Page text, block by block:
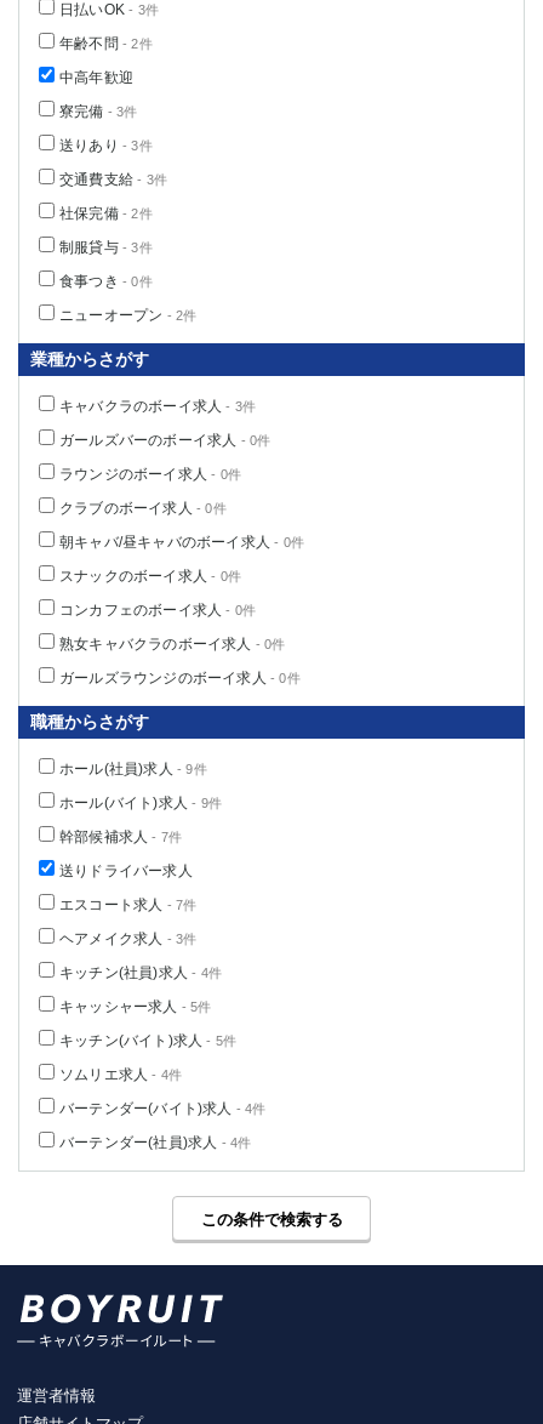
日払いOK - 3件
年齢不問 - 2件
中高年歓迎
寮完備 - 3件
送りあり - 3件
交通費支給 - 3件
社保完備- 2件
制服貸与- 3件
食事つき - 0件
ニューオープン - 2件
業種からさがす
キャバクラのボーイ求人 - 3件
ガールズバーのボーイ求人 - 0件
ラウンジのボーイ求人 - 0件
クラブのボーイ求人 - 0件
朝キャバ/昼キャバのボーイ求人 - 0件
スナックのボーイ求人 - 0件
コンカフェのボーイ求人 - 0件
熟女キャバクラのボーイ求人 - 0件
ガールズラウンジのボーイ求人 - 0件
職種からさがす
ホール(社員)求人 - 9件
ホール(バイト)求人 - 9件
幹部候補求人 - 7件
送りドライバー求人
エスコート求人 - 7件
ヘアメイク求人 - 3件
キッチン(社員)求人 - 4件
キャッシャー求人 - 5件
キッチン(バイト)求人 - 5件
ソムリエ求人 - 4件
バーテンダー(バイト)求人 - 4件
バーテンダー(社員)求人 - 4件
この条件で検索する
運営者情報